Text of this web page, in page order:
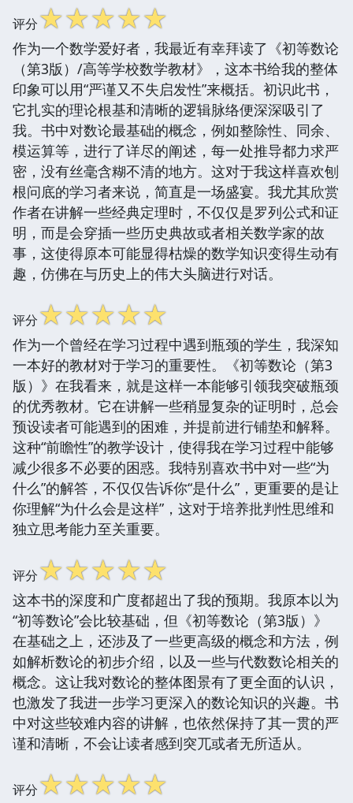
评分☆☆☆☆☆
作为一个数学爱好者，我最近有幸拜读了《初等数论
（第3版）/高等学校数学教材》，这本书给我的整体
印象可以用“严谨又不失启发性”来概括。初识此书，
它扎实的理论根基和清晰的逻辑脉络便深深吸引了
我。书中对数论最基础的概念，例如整除性、同余、
模运算等，进行了详尽的阐述，每一处推导都力求严
密，没有丝毫含糊不清的地方。这对于我这样喜欢刨
根问底的学习者来说，简直是一场盛宴。我尤其欣赏
作者在讲解一些经典定理时，不仅仅是罗列公式和证
明，而是会穿插一些历史典故或者相关数学家的故
事，这使得原本可能显得枯燥的数学知识变得生动有
趣，仿佛在与历史上的伟大头脑进行对话。
评分☆☆☆☆☆
作为一个曾经在学习过程中遇到瓶颈的学生，我深知
一本好的教材对于学习的重要性。《初等数论（第3
版）》在我看来，就是这样一本能够引领我突破瓶颈
的优秀教材。它在讲解一些稍显复杂的证明时，总会
预设读者可能遇到的困难，并提前进行铺垫和解释。
这种“前瞻性”的教学设计，使得我在学习过程中能够
减少很多不必要的困惑。我特别喜欢书中对一些“为
什么”的解答，不仅仅告诉你“是什么”，更重要的是让
你理解“为什么会是这样”，这对于培养批判性思维和
独立思考能力至关重要。
评分☆☆☆☆☆
这本书的深度和广度都超出了我的预期。我原本以为
“初等数论”会比较基础，但《初等数论（第3版）》
在基础之上，还涉及了一些更高级的概念和方法，例
如解析数论的初步介绍，以及一些与代数数论相关的
概念。这让我对数论的整体图景有了更全面的认识，
也激发了我进一步学习更深入的数论知识的兴趣。书
中对这些较难内容的讲解，也依然保持了其一贯的严
谨和清晰，不会让读者感到突兀或者无所适从。
评分☆☆☆☆☆